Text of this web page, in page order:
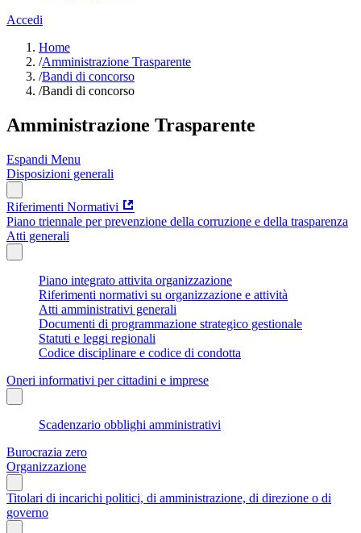
Accedi
Home
/Amministrazione Trasparente
/Bandi di concorso
/Bandi di concorso
Amministrazione Trasparente
Espandi Menu
Disposizioni generali
Riferimenti Normativi
Piano triennale per prevenzione della corruzione e della trasparenza
Atti generali
Piano integrato attivita organizzazione
Riferimenti normativi su organizzazione e attività
Atti amministrativi generali
Documenti di programmazione strategico gestionale
Statuti e leggi regionali
Codice disciplinare e codice di condotta
Oneri informativi per cittadini e imprese
Scadenzario obblighi amministrativi
Burocrazia zero
Organizzazione
Titolari di incarichi politici, di amministrazione, di direzione o di
governo